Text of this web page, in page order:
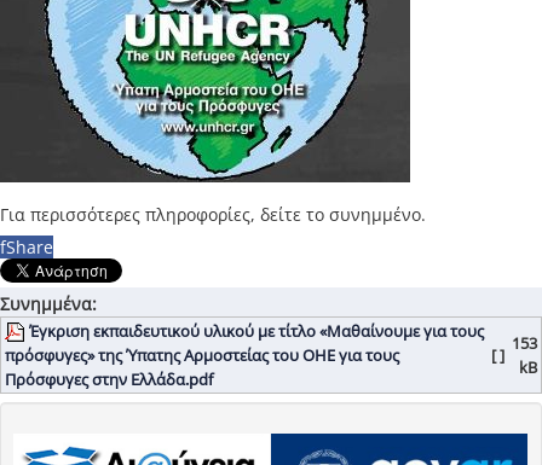
Για περισσότερες πληροφορίες, δείτε το συνημμένο.
fShare
Συνημμένα:
Έγκριση εκπαιδευτικού υλικού με τίτλο «Μαθαίνουμε για τους
πρόσφυγες» της Ύπατης Αρμοστείας του ΟΗΕ για τους
Πρόσφυγες στην Ελλάδα.pdf
[ ]
153
kB